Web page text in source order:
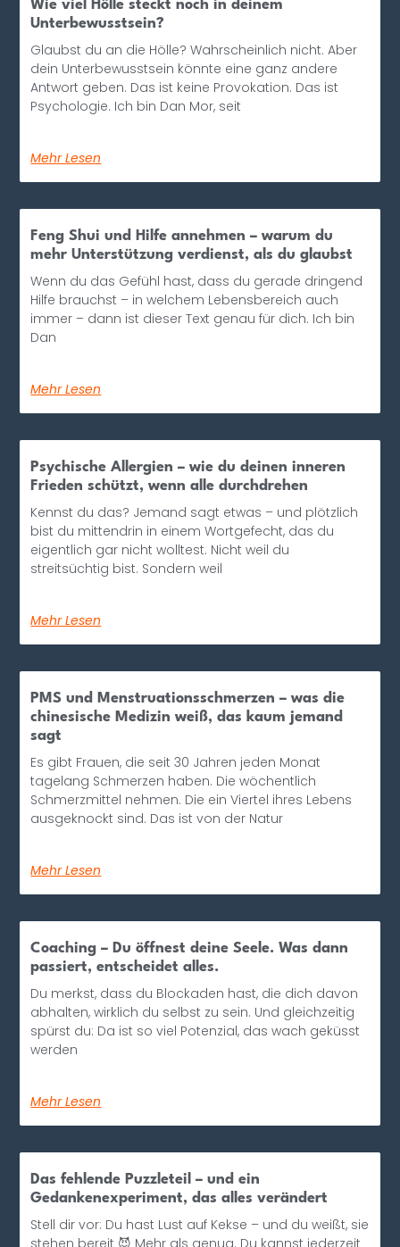
Wie viel Hölle steckt noch in deinem
Unterbewusstsein?
Glaubst du an die Hölle? Wahrscheinlich nicht. Aber
dein Unterbewusstsein könnte eine ganz andere
Antwort geben. Das ist keine Provokation. Das ist
Psychologie. Ich bin Dan Mor, seit
Mehr Lesen
Feng Shui und Hilfe annehmen – warum du
mehr Unterstützung verdienst, als du glaubst
Wenn du das Gefühl hast, dass du gerade dringend
Hilfe brauchst – in welchem Lebensbereich auch
immer – dann ist dieser Text genau für dich. Ich bin
Dan
Mehr Lesen
Psychische Allergien – wie du deinen inneren
Frieden schützt, wenn alle durchdrehen
Kennst du das? Jemand sagt etwas – und plötzlich
bist du mittendrin in einem Wortgefecht, das du
eigentlich gar nicht wolltest. Nicht weil du
streitsüchtig bist. Sondern weil
Mehr Lesen
PMS und Menstruationsschmerzen – was die
chinesische Medizin weiß, das kaum jemand
sagt
Es gibt Frauen, die seit 30 Jahren jeden Monat
tagelang Schmerzen haben. Die wöchentlich
Schmerzmittel nehmen. Die ein Viertel ihres Lebens
ausgeknockt sind. Das ist von der Natur
Mehr Lesen
Coaching – Du öffnest deine Seele. Was dann
passiert, entscheidet alles.
Du merkst, dass du Blockaden hast, die dich davon
abhalten, wirklich du selbst zu sein. Und gleichzeitig
spürst du: Da ist so viel Potenzial, das wach geküsst
werden
Mehr Lesen
Das fehlende Puzzleteil – und ein
Gedankenexperiment, das alles verändert
Stell dir vor: Du hast Lust auf Kekse – und du weißt, sie